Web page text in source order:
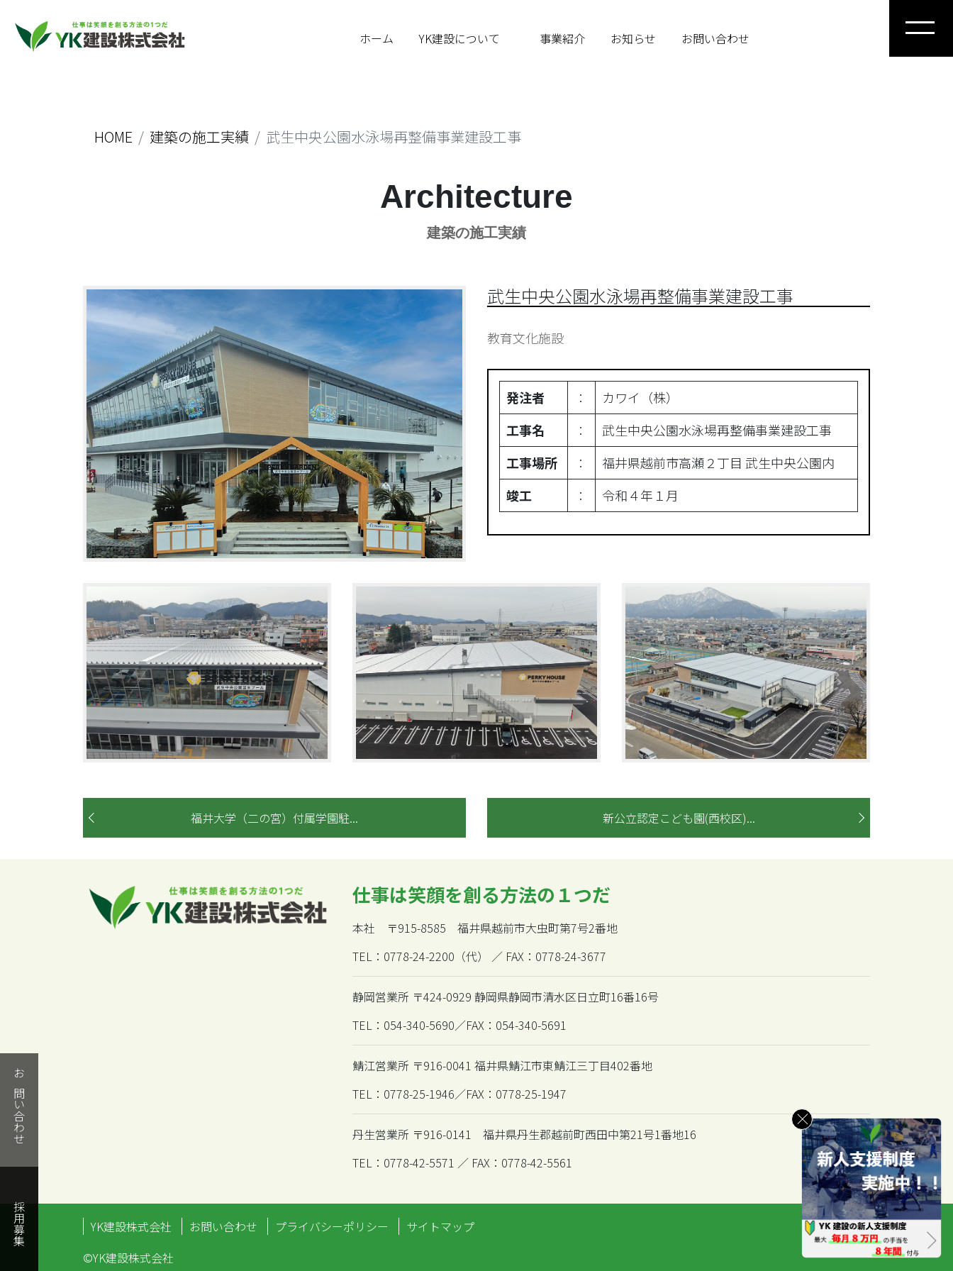
ホーム YK建設について 事業紹介 お知らせ お問い合わせ
お問い合わせ
採用募集
HOME 建築の施工実績 武生中央公園水泳場再整備事業建設工事
Architecture
建築の施工実績
武生中央公園水泳場再整備事業建設工事
教育文化施設
発注者 ︰
カワイ（株）
工事名
︰
武生中央公園水泳場再整備事業建設工事
工事場所
︰
福井県越前市高瀬２丁目 武生中央公園内
竣工
︰ 令和４年１月
福井大学（二の宮）付属学園駐... 新公立認定こども園(西校区)...
仕事は笑顔を創る方法の１つだ
本社 〒915-8585 福井県越前市大虫町第7号2番地
TEL：0778-24-2200（代） ／ FAX：0778-24-3677
静岡営業所 〒424-0929 静岡県静岡市清水区日立町16番16号
TEL：054-340-5690／FAX：054-340-5691
鯖江営業所 〒916-0041 福井県鯖江市東鯖江三丁目402番地
TEL：0778-25-1946／FAX：0778-25-1947
丹生営業所 〒916-0141 福井県丹生郡越前町西田中第21号1番地16
TEL：0778-42-5571 ／ FAX：0778-42-5561
YK建設株式会社 お問い合わせ プライバシーポリシー
サイトマップ
©YK建設株式会社